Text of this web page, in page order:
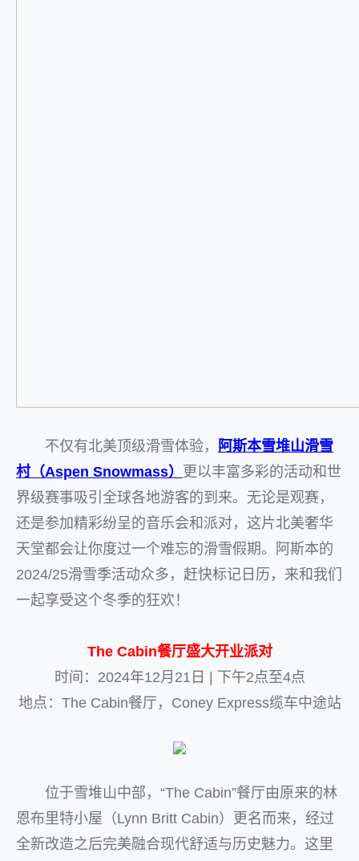
不仅有北美顶级滑雪体验，
阿斯本雪堆山滑雪
村（Aspen Snowmass） 更以丰富多彩的活动和世
界级赛事吸引全球各地游客的到来。无论是观赛，
还是参加精彩纷呈的音乐会和派对，这片北美奢华
天堂都会让你度过一个难忘的滑雪假期。阿斯本的
2024/25滑雪季活动众多，赶快标记日历，来和我们
一起享受这个冬季的狂欢！
The Cabin餐厅盛大开业派对
时间：2024年12月21日 | 下午2点至4点
地点：The Cabin餐厅，Coney Express缆车中途站
位于雪堆山中部，“The Cabin”餐厅由原来的林
恩布里特小屋（Lynn Britt Cabin）更名而来，经过
全新改造之后完美融合现代舒适与历史魅力。这里